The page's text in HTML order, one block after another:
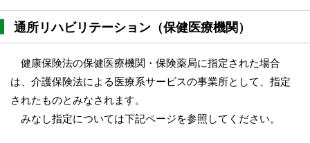
通所リハビリテーション（保健医療機関）
健康保険法の保健医療機関・保険薬局に指定された場合
は、介護保険法による医療系サービスの事業所として、指定
されたものとみなされます。
みなし指定については下記ページを参照してください。